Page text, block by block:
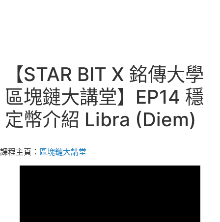
【STAR BIT X 銘傳大學
區塊鏈大講堂】EP14 穩
定幣介紹 Libra (Diem)
課程主頁： 區塊鏈大講堂